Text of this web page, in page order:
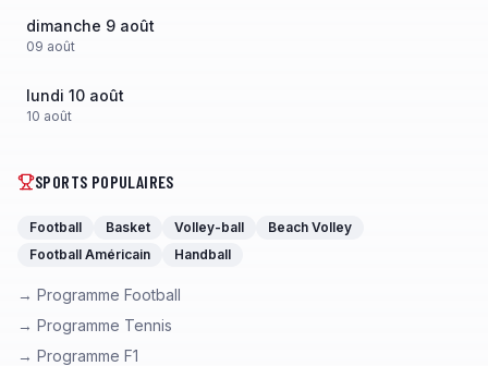
dimanche 9 août
09 août
lundi 10 août
10 août
SPORTS POPULAIRES
Football Basket Volley-ball
Beach Volley
Football Américain
Handball
→ Programme Football
→ Programme Tennis
→ Programme F1